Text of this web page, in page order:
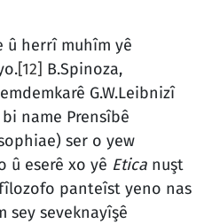
û herrî muhîm yê
[12] B.Spinoza,
G.W.Leibnizî
name Prensîbê
ser o yew
û eserê xo yê Eticanuşt
panteîst yeno nas
sey seveknayîşê